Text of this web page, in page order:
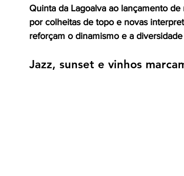
Quinta da Lagoalva ao lançamento
por colheitas de topo e novas
reforçam o dinamismo e a
Jazz, sunset e vinhos